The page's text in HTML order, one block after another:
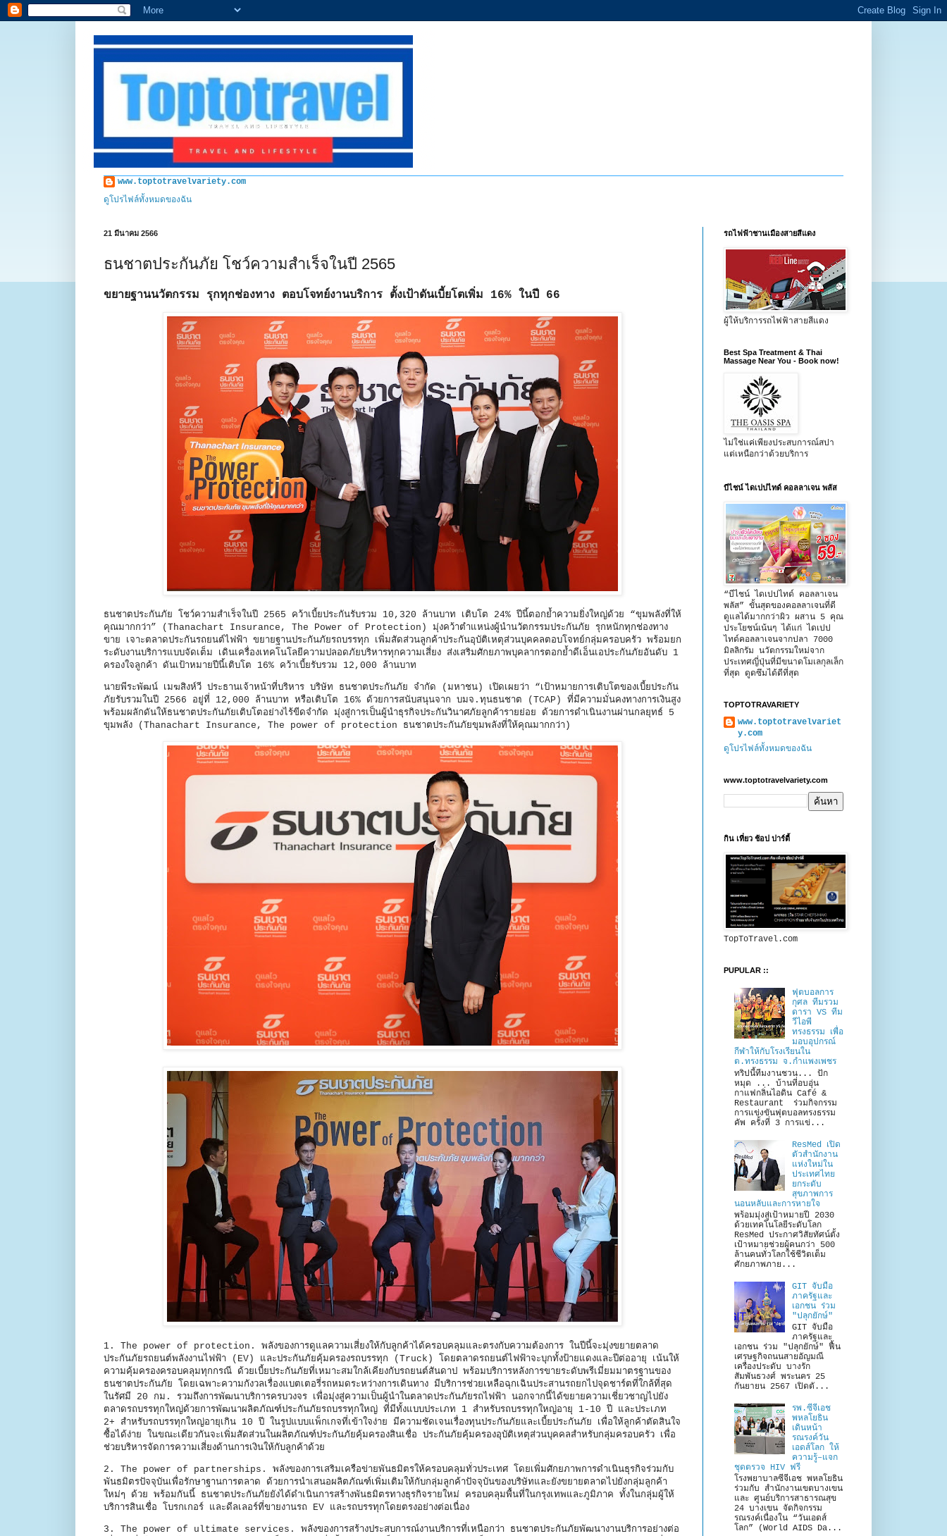
www.toptotravelvariety.com
ดูโปรไฟล์ทั้งหมดของฉัน
21 มีนาคม 2566
ธนชาตประกันภัย โชว์ความสำเร็จในปี 2565
ขยายฐานนวัตกรรม รุกทุกช่องทาง ตอบโจทย์งานบริการ ตั้งเป้าดันเบี้ยโตเพิ่ม 16% ในปี 66
ธนชาตประกันภัย โชว์ความสำเร็จในปี 2565 คว้าเบี้ยประกันรับรวม 10,320 ล้านบาท เติบโต 24% ปีนี้ตอกย้ำความยิ่งใหญ่ด้วย “ขุมพลังที่ให้
คุณมากกว่า” (Thanachart Insurance, The Power of Protection) มุ่งคว้าตำแหน่งผู้นำนวัตกรรมประกันภัย รุกหนักทุกช่องทาง
ขาย เจาะตลาดประกันรถยนต์ไฟฟ้า ขยายฐานประกันภัยรถบรรทุก เพิ่มสัดส่วนลูกค้าประกันอุบัติเหตุส่วนบุคคลตอบโจทย์กลุ่มครอบครัว พร้อมยก
ระดับงานบริการแบบจัดเต็ม เดินเครื่องเทคโนโลยีความปลอดภัยบริหารทุกความเสี่ยง ส่งเสริมศักยภาพบุคลากรตอกย้ำดีเอ็นเอประกันภัยอันดับ 1
ครองใจลูกค้า ดันเป้าหมายปีนี้เติบโต 16% คว้าเบี้ยรับรวม 12,000 ล้านบาท
นายพีระพัฒน์ เมฆสิงห์วี ประธานเจ้าหน้าที่บริหาร บริษัท ธนชาตประกันภัย จำกัด (มหาชน) เปิดเผยว่า “เป้าหมายการเติบโตของเบี้ยประกัน
ภัยรับรวมในปี 2566 อยู่ที่ 12,000 ล้านบาท หรือเติบโต 16% ด้วยการสนับสนุนจาก บมจ.ทุนธนชาต (TCAP) ที่มีความมั่นคงทางการเงินสูง
พร้อมผลักดันให้ธนชาตประกันภัยเติบโตอย่างไร้ขีดจำกัด มุ่งสู่การเป็นผู้นำธุรกิจประกันวินาศภัยลูกค้ารายย่อย ด้วยการดำเนินงานผ่านกลยุทธ์ 5
ขุมพลัง (Thanachart Insurance, The power of protection ธนชาตประกันภัยขุมพลังที่ให้คุณมากกว่า)
1. The power of protection. พลังของการดูแลความเสี่ยงให้กับลูกค้าได้ครอบคลุมและตรงกับความต้องการ ในปีนี้จะมุ่งขยายตลาด
ประกันภัยรถยนต์พลังงานไฟฟ้า (EV) และประกันภัยคุ้มครองรถบรรทุก (Truck) โดยตลาดรถยนต์ไฟฟ้าจะบุกทั้งป้ายแดงและปีต่ออายุ เน้นให้
ความคุ้มครองครอบคลุมทุกกรณี ด้วยเบี้ยประกันภัยที่เหมาะสมใกล้เคียงกับรถยนต์สันดาป พร้อมบริการหลังการขายระดับพรีเมี่ยมมาตรฐานของ
ธนชาตประกันภัย โดยเฉพาะความกังวลเรื่องแบตเตอรี่รถหมดระหว่างการเดินทาง มีบริการช่วยเหลือฉุกเฉินประสานรถยกไปจุดชาร์ตที่ใกล้ที่สุด
ในรัศมี 20 กม. รวมถึงการพัฒนาบริการครบวงจร เพื่อมุ่งสู่ความเป็นผู้นำในตลาดประกันภัยรถไฟฟ้า นอกจากนี้ได้ขยายความเชี่ยวชาญไปยัง
ตลาดรถบรรทุกใหญ่ด้วยการพัฒนาผลิตภัณฑ์ประกันภัยรถบรรทุกใหญ่ ที่มีทั้งแบบประเภท 1 สำหรับรถบรรทุกใหญ่อายุ 1-10 ปี และประเภท
2+ สำหรับรถบรรทุกใหญ่อายุเกิน 10 ปี ในรูปแบบแพ็กเกจที่เข้าใจง่าย มีความชัดเจนเรื่องทุนประกันภัยและเบี้ยประกันภัย เพื่อให้ลูกค้าตัดสินใจ
ซื้อได้ง่าย ในขณะเดียวกันจะเพิ่มสัดส่วนในผลิตภัณฑ์ประกันภัยคุ้มครองสินเชื่อ ประกันภัยคุ้มครองอุบัติเหตุส่วนบุคคลสำหรับกลุ่มครอบครัว เพื่อ
ช่วยบริหารจัดการความเสี่ยงด้านการเงินให้กับลูกค้าด้วย
2. The power of partnerships. พลังของการเสริมเครือข่ายพันธมิตรให้ครอบคลุมทั่วประเทศ โดยเพิ่มศักยภาพการดำเนินธุรกิจร่วมกับ
พันธมิตรปัจจุบันเพื่อรักษาฐานการตลาด ด้วยการนำเสนอผลิตภัณฑ์เพิ่มเติมให้กับกลุ่มลูกค้าปัจจุบันของบริษัทและยังขยายตลาดไปยังกลุ่มลูกค้า
ใหม่ๆ ด้วย พร้อมกันนี้ ธนชาตประกันภัยยังได้ดำเนินการสร้างพันธมิตรทางธุรกิจรายใหม่ ครอบคลุมพื้นที่ในกรุงเทพและภูมิภาค ทั้งในกลุ่มผู้ให้
บริการสินเชื่อ โบรกเกอร์ และดีลเลอร์ที่ขายงานรถ EV และรถบรรทุกโดยตรงอย่างต่อเนื่อง
3. The power of ultimate services. พลังของการสร้างประสบการณ์งานบริการที่เหนือกว่า ธนชาตประกันภัยพัฒนางานบริการอย่างต่อ
รถไฟฟ้าชานเมืองสายสีแดง
ผู้ให้บริการรถไฟฟ้าสายสีแดง
Best Spa Treatment & Thai
Massage Near You - Book now!
ไม่ใช่แค่เพียงประสบการณ์สปา
แต่เหนือกว่าด้วยบริการ
บีไชน์ ไดเปปไทด์ คอลลาเจน พลัส
“บีไชน์ ไดเปปไทด์ คอลลาเจน
พลัส” ขั้นสุดของคอลลาเจนที่ดี
ดูแลได้มากกว่าผิว ผสาน 5 คุณ
ประโยชน์เน้นๆ ได้แก่ ไดเปป
ไทด์คอลลาเจนจากปลา 7000
มิลลิกรัม นวัตกรรมใหม่จาก
ประเทศญี่ปุ่นที่มีขนาดโมเลกุลเล็ก
ที่สุด ดูดซึมได้ดีที่สุด
TOPTOTRAVARIETY
www.toptotravelvariet
y.com
ดูโปรไฟล์ทั้งหมดของฉัน
www.toptotravelvariety.com
กิน เที่ยว ช้อป ปาร์ตี้
TopToTravel.com
PUPULAR ::
ฟุตบอลการ
กุศล ทีมรวม
ดารา VS ทีม
วีไอพี
ทรงธรรม เพื่อ
มอบอุปกรณ์
กีฬาให้กับโรงเรียนใน
ต.ทรงธรรม จ.กำแพงเพชร
ทริปนี้ทีมงานชวน... ปัก
หมุด ... บ้านที่อบอุ่น
กาแฟกลิ่นไอดิน Café &
Restaurant ร่วมกิจกรรม
การแข่งขันฟุตบอลทรงธรรม
คัพ ครั้งที่ 3 การแข่...
ResMed เปิด
ตัวสำนักงาน
แห่งใหม่ใน
ประเทศไทย
ยกระดับ
สุขภาพการ
นอนหลับและการหายใจ
พร้อมมุ่งสู่เป้าหมายปี 2030
ด้วยเทคโนโลยีระดับโลก
ResMed ประกาศวิสัยทัศน์ตั้ง
เป้าหมายช่วยผู้คนกว่า 500
ล้านคนทั่วโลกใช้ชีวิตเต็ม
ศักยภาพภาย...
GIT จับมือ
ภาครัฐและ
เอกชน ร่วม
"ปลุกยักษ์"
GIT จับมือ
ภาครัฐและ
เอกชน ร่วม "ปลุกยักษ์" ฟื้น
เศรษฐกิจถนนสายอัญมณี
เครื่องประดับ บางรัก
สัมพันธวงศ์ พระนคร 25
กันยายน 2567 เปิดตั...
รพ.ซีจีเอช
พหลโยธิน
เดินหน้า
รณรงค์วัน
เอดส์โลก ให้
ความรู้–แจก
ชุดตรวจ HIV ฟรี
โรงพยาบาลซีจีเอช พหลโยธิน
ร่วมกับ สำนักงานเขตบางเขน
และ ศูนย์บริการสาธารณสุข
24 บางเขน จัดกิจกรรม
รณรงค์เนื่องใน “วันเอดส์
โลก” (World AIDS Da...